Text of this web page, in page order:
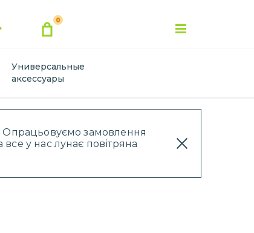
Опрацьовуємо замовлення
у нас лунає повітряна
0
Универсальные
аксессуары